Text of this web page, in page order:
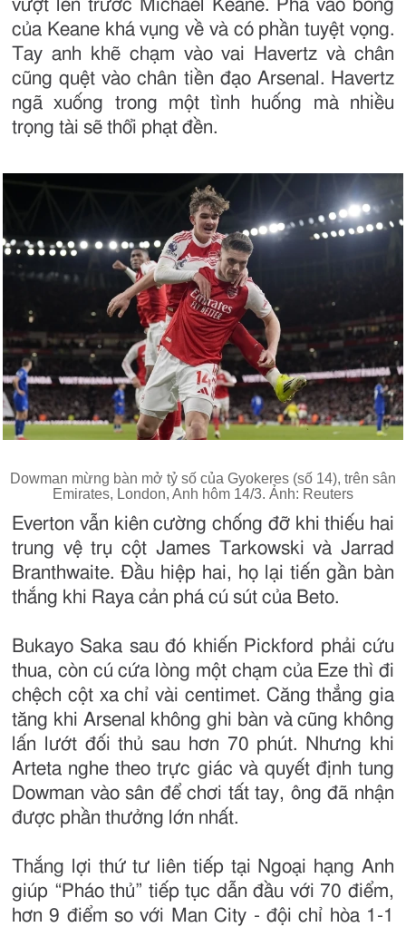
vượt lên trước Michael Keane. Pha vào bóng
của Keane khá vụng về và có phần tuyệt vọng.
Tay anh khẽ chạm vào vai Havertz và chân
cũng quệt vào chân tiền đạo Arsenal. Havertz
ngã xuống trong một tình huống mà nhiều
trọng tài sẽ thổi phạt đền.
Dowman mừng bàn mở tỷ số của Gyokeres (số 14), trên sân
Emirates, London, Anh hôm 14/3. Ảnh: Reuters
Everton vẫn kiên cường chống đỡ khi thiếu hai
trung vệ trụ cột James Tarkowski và Jarrad
Branthwaite. Đầu hiệp hai, họ lại tiến gần bàn
thắng khi Raya cản phá cú sút của Beto.
Bukayo Saka sau đó khiến Pickford phải cứu
thua, còn cú cứa lòng một chạm của Eze thì đi
chệch cột xa chỉ vài centimet. Căng thẳng gia
tăng khi Arsenal không ghi bàn và cũng không
lấn lướt đối thủ sau hơn 70 phút. Nhưng khi
Arteta nghe theo trực giác và quyết định tung
Dowman vào sân để chơi tất tay, ông đã nhận
được phần thưởng lớn nhất.
Thắng lợi thứ tư liên tiếp tại Ngoại hạng Anh
giúp “Pháo thủ” tiếp tục dẫn đầu với 70 điểm,
hơn 9 điểm so với Man City - đội chỉ hòa 1-1